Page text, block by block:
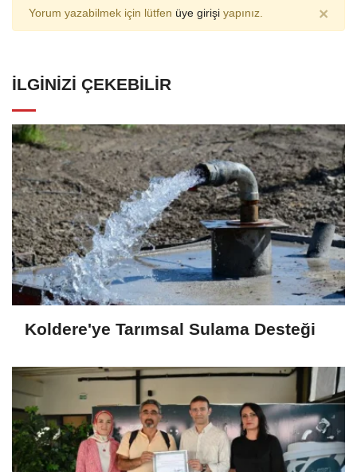
Yorum yazabilmek için lütfen üye girişi yapınız. ×
İLGINIZI ÇEKEBILIR
Koldere'ye Tarımsal Sulama Desteği